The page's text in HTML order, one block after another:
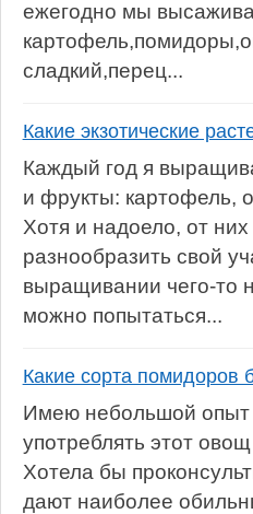
ежегодно мы
сладкий,перец...
Какие экзотические
Каждый год я
и фрукты: картофель,
Хотя и надоело, от
разнообразить свой
выращивании чего-то
можно попытаться...
Какие сорта помидоров
Имею небольшой
употреблять этот
Хотела бы
дают наиболее